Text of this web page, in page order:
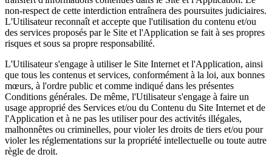
non-respect de cette interdiction entraînera des poursuites judiciaires.
L'Utilisateur reconnaît et accepte que l'utilisation du contenu et/ou
des services proposés par le Site et l'Application se fait à ses propres
risques et sous sa propre responsabilité.
L'Utilisateur s'engage à utiliser le Site Internet et l'Application, ainsi
que tous les contenus et services, conformément à la loi, aux bonnes
mœurs, à l'ordre public et comme indiqué dans les présentes
Conditions générales. De même, l'Utilisateur s'engage à faire un
usage approprié des Services et/ou du Contenu du Site Internet et de
l'Application et à ne pas les utiliser pour des activités illégales,
malhonnêtes ou criminelles, pour violer les droits de tiers et/ou pour
violer les réglementations sur la propriété intellectuelle ou toute autre
règle de droit.